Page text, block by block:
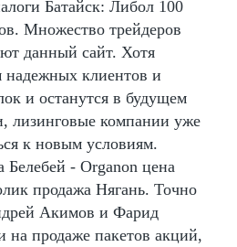
Батайск: Либол 100
Множество трейдеров
данный сайт. Хотя
клиентов и
и останутся в будущем
лизинговые компании уже
к новым условиям.
Белебей - Organon цена
продажа Нягань. Точно
Акимов и Фарид
на продаже пакетов акций,